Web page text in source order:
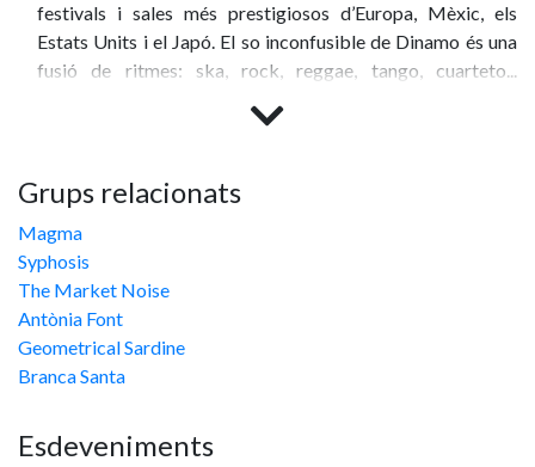
festivals i sales més prestigiosos d’Europa, Mèxic, els
Estats Units i el Japó. El so inconfusible de Dinamo és una
fusió de ritmes: ska, rock, reggae, tango, cuarteto...
Grups relacionats
Magma
Syphosis
The Market Noise
Antònia Font
Geometrical Sardine
Branca Santa
Esdeveniments